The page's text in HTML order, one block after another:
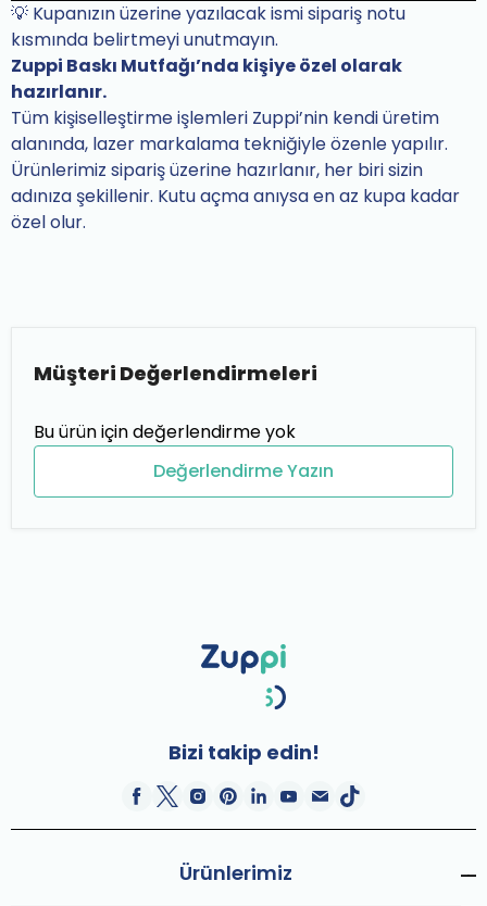
💡 Kupanızın üzerine yazılacak ismi sipariş notu
kısmında belirtmeyi unutmayın.
Zuppi Baskı Mutfağı’nda kişiye özel olarak
hazırlanır.
Tüm kişiselleştirme işlemleri Zuppi’nin kendi üretim
alanında, lazer markalama tekniğiyle özenle yapılır.
Ürünlerimiz sipariş üzerine hazırlanır, her biri sizin
adınıza şekillenir. Kutu açma anıysa en az kupa kadar
özel olur.
Müşteri Değerlendirmeleri
Bu ürün için değerlendirme yok
Değerlendirme Yazın
Bizi takip edin!
Ürünlerimiz